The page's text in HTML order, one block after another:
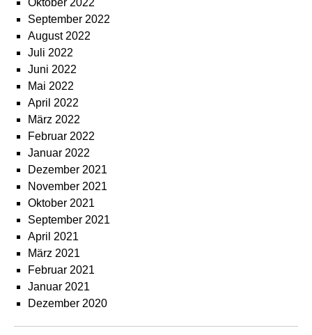
Oktober 2022
September 2022
August 2022
Juli 2022
Juni 2022
Mai 2022
April 2022
März 2022
Februar 2022
Januar 2022
Dezember 2021
November 2021
Oktober 2021
September 2021
April 2021
März 2021
Februar 2021
Januar 2021
Dezember 2020